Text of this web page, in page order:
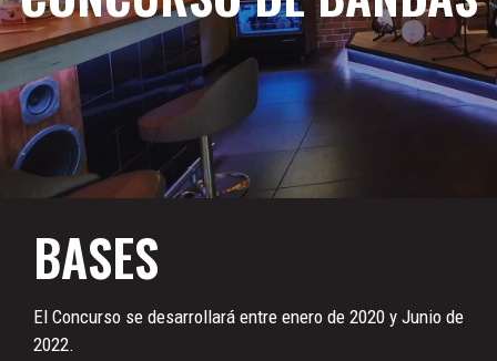
BASES
El Concurso se desarrollará entre enero de 2020 y Junio de
2022.